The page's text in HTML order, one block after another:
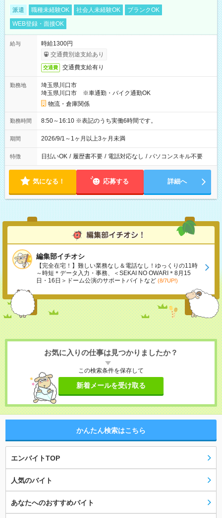
派遣 職種未経験OK 社会人未経験OK
ブランクOK
WEB登録・面接OK
給与
時給1300円
交通費別途支給あり
交通費 交通費支給有り
勤務地
埼玉県川口市
埼玉県川口市 ※車通勤・バイク通勤OK
物流・倉庫関係
勤務時間 8:50～16:10 ※表記のうち実働6時間です。
期間 2026/9/1～1ヶ月以上3ヶ月未満
特徴 日払いOK / 履歴書不要 / 電話対応なし / パソコンスキル不要
気になる！ 応募する 詳細へ
編集部イチオシ
【完全在宅！】難しい業務なし＆電話なし！ゆっくりの11時
～時短＊データ入力・事務、＜SEKAI NO OWARI＊8月15
日・16日＞ドーム公演のサポートバイトなど (8/7UP!)
お気に入りの仕事は見つかりましたか？
この検索条件を保存して
新着メールを受け取る
かんたん検索はこちら
エンバイトTOP
人気のバイト
あなたへのおすすめバイト